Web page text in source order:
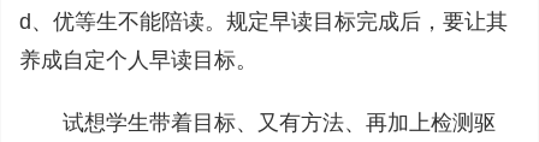
d、优等生不能陪读。规定早读目标完成后，要让其
养成自定个人早读目标。
试想学生带着目标、又有方法、再加上检测驱